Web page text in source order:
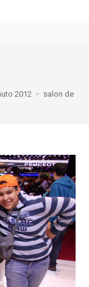
2012 > salon de